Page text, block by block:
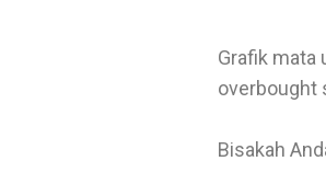
Grafik mata
overbought
Bisakah